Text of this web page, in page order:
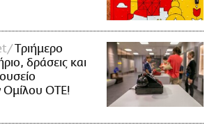
Tριήμερο
δράσεις και
Oμίλου ΟΤΕ!